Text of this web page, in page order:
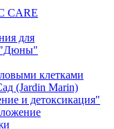
CARE
для
"Дюны"
клетками
(Jardin Marin)
и детоксикация"